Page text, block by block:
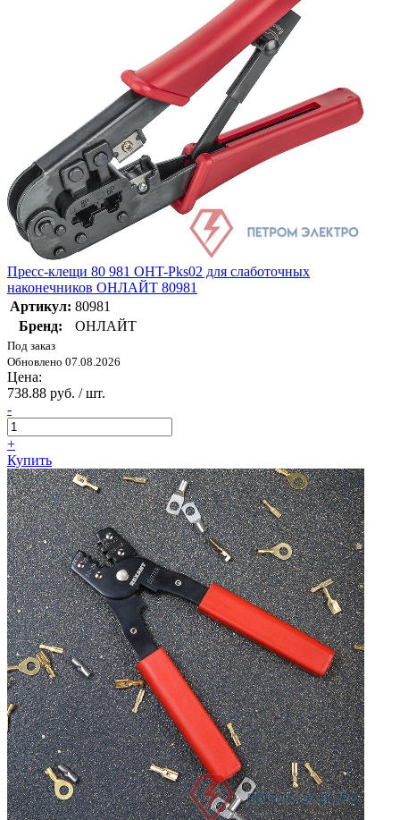
Пресс-клещи 80 981 OHT-Pks02 для слаботочных
наконечников ОНЛАЙТ 80981
Артикул: 80981
Бренд:
ОНЛАЙТ
Под заказ
Обновлено 07.08.2026
Цена:
738.88 руб. / шт.
-
+
Купить